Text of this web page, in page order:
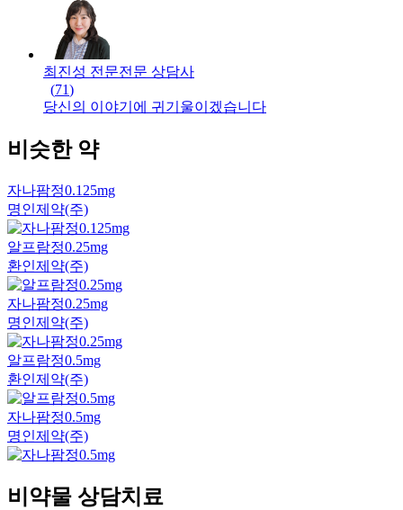
최진성 전문전문 상담사
(71)
당신의 이야기에 귀기울이겠습니다
비슷한 약
자나팜정0.125mg
명인제약(주)
알프람정0.25mg
환인제약(주)
자나팜정0.25mg
명인제약(주)
알프람정0.5mg
환인제약(주)
자나팜정0.5mg
명인제약(주)
비약물 상담치료